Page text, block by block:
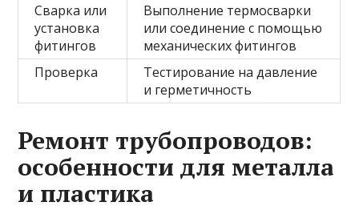
Сварка или
установка
фитингов
Выполнение термосварки
или соединение с помощью
механических фитингов
Проверка
Тестирование на давление
и герметичность
Ремонт трубопроводов:
особенности для металла
и пластика